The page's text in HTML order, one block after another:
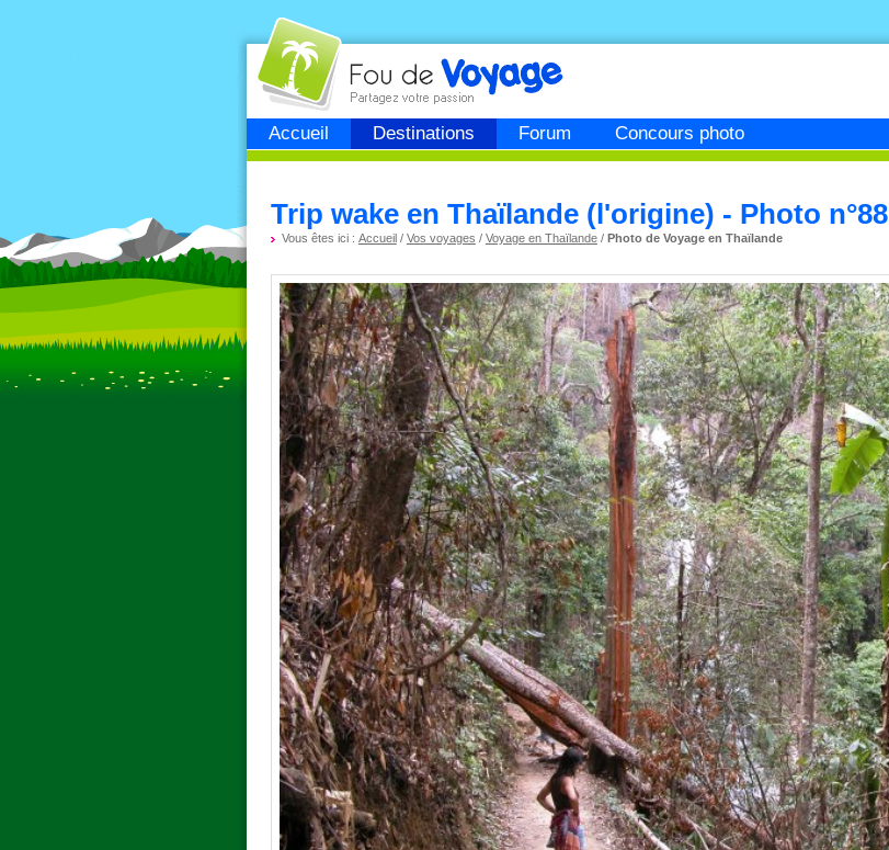
Accueil Destinations Forum Concours photo
Fou devoyage
Trip wake en Thaïlande (l'origine) - Photo n°88
Vous êtes ici : Accueil/ Vos voyages / Voyage en Thaïlande/ Photo de Voyage en Thaïlande